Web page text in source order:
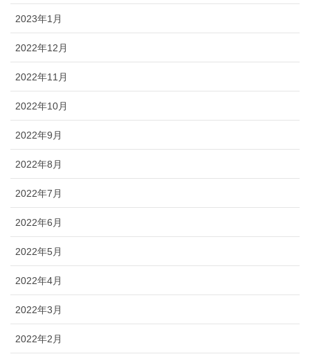
2023年1月
2022年12月
2022年11月
2022年10月
2022年9月
2022年8月
2022年7月
2022年6月
2022年5月
2022年4月
2022年3月
2022年2月